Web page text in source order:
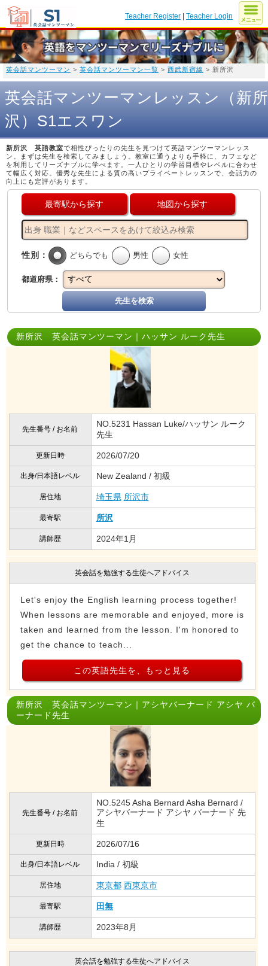
Teacher Register |Teacher Login
英会話マンツーマン > 英会話マンツーマン一覧 > 西武新宿線 > 新所沢
英会話マンツーマンレッスン（新所
沢）S1エスワン
新所沢 英語教室で相性ぴったりの先生を見つけて英語マンツーマンレッス
ン。まずは先生を検索してみましょう。教室に通うよりも手軽に、カフェなど
を利用してリーズナブルに学べます。一人ひとりの学習目標やレベルに合わせ
て幅広く対応。優秀な先生による質の高いプライベートレッスンで、会話力の
向上にも定評があります。
最寄駅から探す 地図から探す
性別： どちらでも 男性 女性
都道府県：
先生を検索
新所沢 英会話マンツーマン｜ハッサン ルーク先生
先生番号 / お名前
NO.5231 Hassan Luke/ハッサン ルーク
先生
更新日時 2026/07/20
出身/日本語レベル New Zealand / 初級
居住地 埼玉県 所沢市
最寄駅 所沢
講師歴 2024年1月
英会話を勉強する生徒へアドバイス
Let's enjoy the English learning process together!
When lessons are memorable and enjoyed, more is
taken and learned from the lesson. I'm honored to
get the chance to teach...
この英語先生を、もっと見る
新所沢 英会話マンツーマン｜アシヤバーナード アシヤ バ
ーナード先生
先生番号 / お名前
NO.5245 Asha Bernard Asha Bernard /
アシヤバーナード アシヤ バーナード 先
生
更新日時 2026/07/16
出身/日本語レベル India / 初級
居住地 東京都 西東京市
最寄駅 田無
講師歴 2023年8月
英会話を勉強する生徒へアドバイス